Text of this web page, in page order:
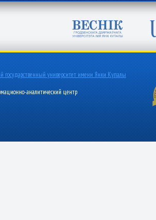
государственный университет имени Янки Купалы
аналитический центр